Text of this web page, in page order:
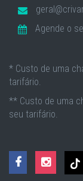
Agende o
* Custo de uma
tarifário.
** Custo de uma
seu tarifário.